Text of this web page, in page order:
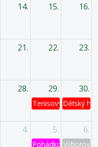
14. 15. 16.
21. 22. 23.
28. 29.
Tenisový turnaj
30.
Dětský
4. 5.
Pohádkový les
6.
Výborová